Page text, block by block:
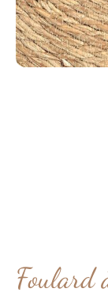
Foulard